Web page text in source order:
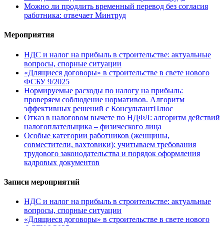
Можно ли продлить временный перевод без согласия
работника: отвечает Минтруд
Мероприятия
НДС и налог на прибыль в строительстве: актуальные
вопросы, спорные ситуации
«Длящиеся договоры» в строительстве в свете нового
ФСБУ 9/2025
Нормируемые расходы по налогу на прибыль:
проверяем соблюдение нормативов. Алгоритм
эффективных решений с КонсультантПлюс
Отказ в налоговом вычете по НДФЛ: алгоритм действий
налогоплательщика – физического лица
Особые категории работников (женщины,
совместители, вахтовики): учитываем требования
трудового законодательства и порядок оформления
кадровых документов
Записи мероприятий
НДС и налог на прибыль в строительстве: актуальные
вопросы, спорные ситуации
«Длящиеся договоры» в строительстве в свете нового